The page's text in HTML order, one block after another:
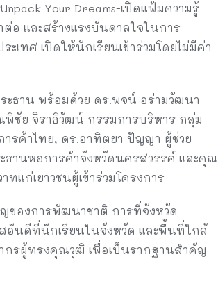
Your Dreams-เปิดแฟ้มความรู้
อ และสร้างแรงบันดาลใจในการ
ทศ เปิดให้นักเรียนเข้าร่วมโดยไม่มีค่า
ะธาน พร้อมด้วย ดร.พจน์ อร่ามวัฒนา
ชัย จิราธิวัฒน์ กรรมการบริหาร กลุ่ม
รค้าไทย, ดร.อาทิตยา ปัญญา ผู้ช่วย
านหอการค้าจังหวัดนครสวรรค์ และคุณ
ทแก่เยาวชนผู้เข้าร่วมโครงการ
ญของการพัฒนาชาติ การที่จังหวัด
อันดีที่นักเรียนในจังหวัด และพื้นที่ใกล้
ากรผู้ทรงคุณวุฒิ เพื่อเป็นรากฐานสำคัญ